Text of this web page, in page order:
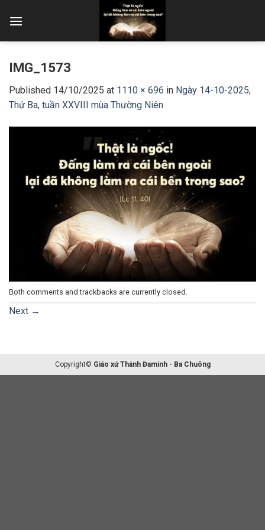
IMG_1573
Published 14/10/2025 at 1110 × 696 in Ngày 14-10-2025,
Thứ Ba, tuần XXVIII mùa Thường Niên
Both comments and trackbacks are currently closed.
Next →
Copyright© Giáo xứ Thánh Đaminh - Ba Chuông